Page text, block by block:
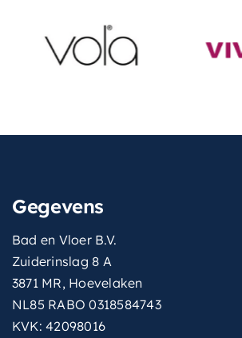
Gegevens
Bad en Vloer B.V.
Zuiderinslag 8 A
3871 MR, Hoevelaken
NL85 RABO 0318584743
KVK: 42098016